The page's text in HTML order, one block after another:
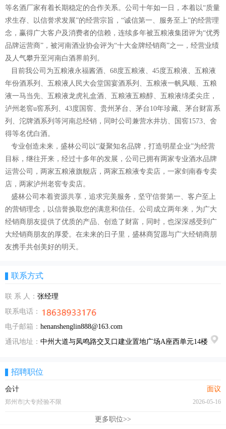
等名酒厂家有着长期稳定的合作关系。公司十年如一日，本着以“质量
求生存、以信誉求发展”的经营宗旨，“诚信第一、服务至上”的经营理
念，赢得广大客户及消费者的信赖，连续多年被五粮液集团评为“优秀
品牌运营商”，被河南酒业协会评为“十大金牌经销商”之一，经营业绩
及人气攀升至河南白酒界前列。
目前我公司为五粮液永福酱酒、68度五粮液、45度五粮液、五粮液
年份酒系列、五粮液人民大会堂国宴酒系列、五粮液一帆风顺、五粮
液一马当先、五粮液龙虎礼盒酒、五粮液五粮醇、五粮液绵柔尖庄，
泸州老窖u窖系列、43度国窖、贵州茅台、茅台10年珍藏、茅台财富系
列、沱牌酒系列等河南总经销，同时公司兼营水井坊、国窖1573、舍
得等名优白酒。
专业创造未来，盛林公司以“凝聚知名品牌，打造明星企业”为经营
目标，继往开来，经过十多年的发展，公司已拥有两家专业酒水品牌
运营公司，两家五粮液旗舰店，两家五粮液专卖店，一家剑南春专卖
店，两家泸州老窖专卖店。
盛林公司本着资源共享，追求完美服务，坚守信誉第一、客户至上
的营销理念，以信誉换取您的满意和信任。公司成立两年来，为广大
经销商朋友提供了优质的产品、创造了财富，同时，也深深感受到广
大经销商朋友的厚爱。在未来的日子里，盛林商贸愿与广大经销商朋
友携手共创美好的明天。
联系方式
联 系 人： 张经理
联系电话：
电子邮箱： henanshenglin888@163.com
通讯地址： 中州大道与凤鸣路交叉口建业置地广场A座西单元14楼
招聘职位
会计 面议
郑州市|大专|经验不限 2026-05-16
更多职位>>